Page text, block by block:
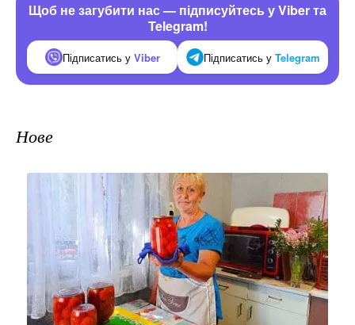
Щоб не загубити нас — підписуйтесь у Viber та
Telegram!
Підписатись у Viber Підписатись у Telegram
Нове